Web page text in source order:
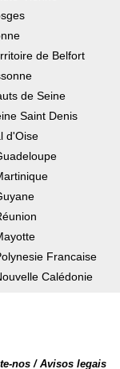
de Belfort
de Seine
Saint Denis
d'Oise
Francaise
Calédonie
nos / Avisos legais